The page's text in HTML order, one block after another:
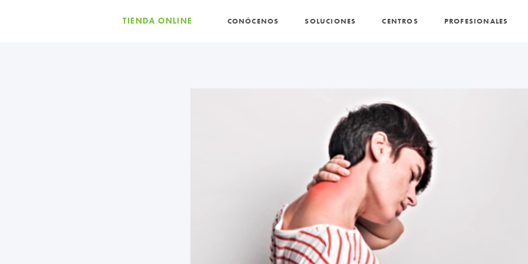
TIENDA ONLINE CONÓCENOS SOLUCIONES CENTROS PROFESIONALES